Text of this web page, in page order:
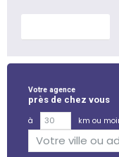
Votre agence
près de chez vous
à
km ou